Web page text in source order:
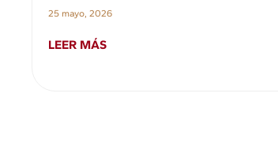
25 mayo, 2026
LEER MÁS